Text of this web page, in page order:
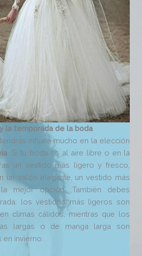
la temporada de la boda
influirá mucho en la elección
. Si tu boda es al aire libre o en la
un vestido más ligero y fresco,
un salón elegante, un vestido más
mejor opción. También debes
los vestidos más ligeros son
climas cálidos, mientras que los
largas o de manga larga son
invierno.